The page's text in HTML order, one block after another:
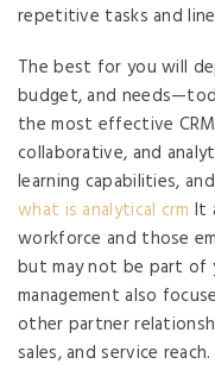
repetitive tasks and
The best for you will
budget, and
the most effective
collaborative, and
learning capabilities,
what is analytical crm It
workforce and those
but may not be part of
management also
other partner
sales, and service reach.